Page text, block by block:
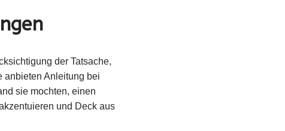
der Tatsache,
anbieten Anleitung bei
sie mochten, einen
und Deck aus